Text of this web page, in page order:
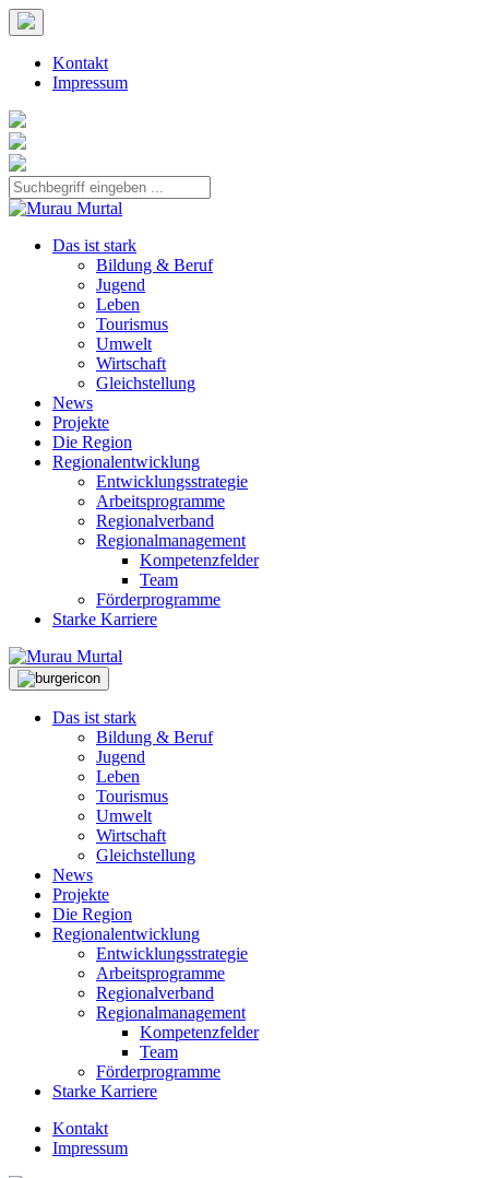
Kontakt
Impressum
Das ist stark
Bildung & Beruf
Jugend
Leben
Tourismus
Umwelt
Wirtschaft
Gleichstellung
News
Projekte
Die Region
Regionalentwicklung
Entwicklungsstrategie
Arbeitsprogramme
Regionalverband
Regionalmanagement
Kompetenzfelder
Team
Förderprogramme
Starke Karriere
Das ist stark
Bildung & Beruf
Jugend
Leben
Tourismus
Umwelt
Wirtschaft
Gleichstellung
News
Projekte
Die Region
Regionalentwicklung
Entwicklungsstrategie
Arbeitsprogramme
Regionalverband
Regionalmanagement
Kompetenzfelder
Team
Förderprogramme
Starke Karriere
Kontakt
Impressum